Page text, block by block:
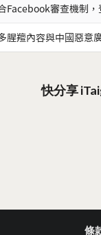
Facebook審查機制
腥羶內容與中國惡意
快分享
條